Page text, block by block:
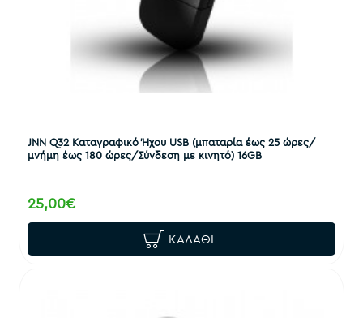
JNN Q32 Καταγραφικό Ήχου USB (μπαταρία έως 25 ώρες/
μνήμη έως 180 ώρες/Σύνδεση με κινητό) 16GB
25,00€
ΚΑΛΆΘΙ